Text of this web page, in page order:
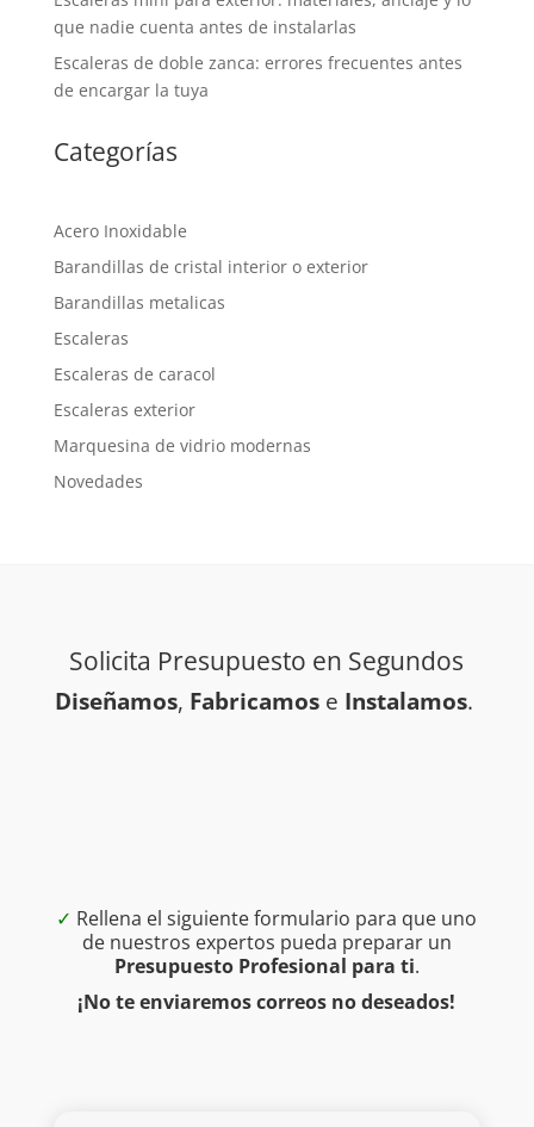
que nadie cuenta antes de instalarlas
Escaleras de doble zanca: errores frecuentes antes
de encargar la tuya
Categorías
Acero Inoxidable
Barandillas de cristal interior o exterior
Barandillas metalicas
Escaleras
Escaleras de caracol
Escaleras exterior
Marquesina de vidrio modernas
Novedades
Solicita Presupuesto en Segundos
Diseñamos, Fabricamos e Instalamos.
✓ Rellena el siguiente formulario para que uno
de nuestros expertos pueda preparar un
Presupuesto Profesional para ti.
¡No te enviaremos correos no deseados!